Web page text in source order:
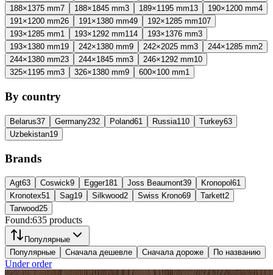
188×1375 mm7 188×1845 mm3 189×1195 mm13 190×1200 mm4
191×1200 mm26 191×1380 mm49 192×1285 mm107
193×1285 mm1 193×1292 mm114 193×1376 mm3
193×1380 mm19 242×1380 mm9 242×2025 mm3 244×1285 mm2
244×1380 mm23 244×1845 mm3 246×1292 mm10
325×1195 mm3 326×1380 mm9 600×100 mm1
By country
Belarus37 Germany232 Poland61 Russia110 Turkey63
Uzbekistan19
Brands
Agt63 Coswick9 Egger181 Joss Beaumont39 Kronopol 61
Kronotex51 Sag19 Silkwood2 Swiss Krono69 Tarkett2
Tarwood25
Found:635 products
Популярные
Популярные
Сначала дешевле Сначала дороже По названию
Under order